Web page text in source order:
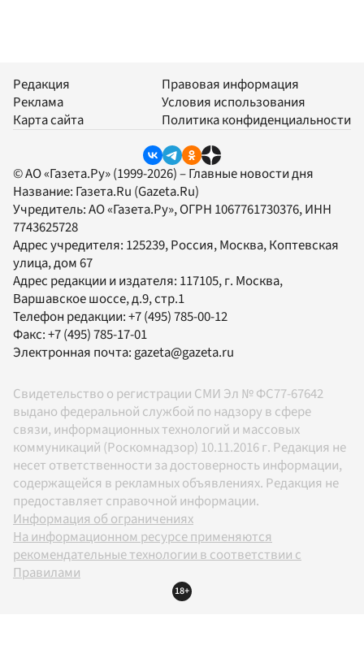
Редакция
Реклама
Карта сайта
Правовая информация
Условия использования
Политика конфиденциальности
© АО «Газета.Ру» (1999-2026) – Главные новости дня
Название: Газета.Ru (Gazeta.Ru)
Учредитель:АО «Газета.Ру», ОГРН 1067761730376, ИНН
7743625728
Адрес учредителя: 125239, Россия, Москва, Коптевская
улица, дом 67
Адрес редакции и издателя: 117105, г. Москва,
Варшавское шоссе, д.9, стр.1
Телефон редакции:+7 (495) 785-00-12
Факс:+7 (495) 785-17-01
Электронная почта:gazeta@gazeta.ru
Свидетельство о регистрации СМИ Эл № ФС77-67642
выдано федеральной службой по надзору в сфере
связи, информационных технологий и массовых
коммуникаций (Роскомнадзор) 10.11.2016 г. Редакция не
несет ответственности за достоверность информации,
содержащейся в рекламных объявлениях. Редакция не
предоставляет справочной информации.
Информация об ограничениях
На информационном ресурсе применяются
рекомендательные технологии в соответствии с
Правилами
18+